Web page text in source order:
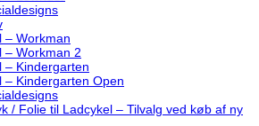
– Workman
– Workman 2
– Kindergarten
– Kindergarten Open
/ Folie til Ladcykel – Tilvalg ved køb af ny